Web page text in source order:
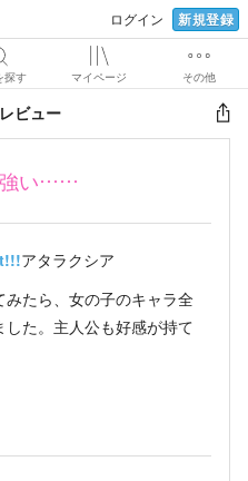
ログイン 新規登録
探す マイページ その他
ビュー
強い……
アタラクシア
たら、女の子のキャラ全
た。主人公も好感が持て